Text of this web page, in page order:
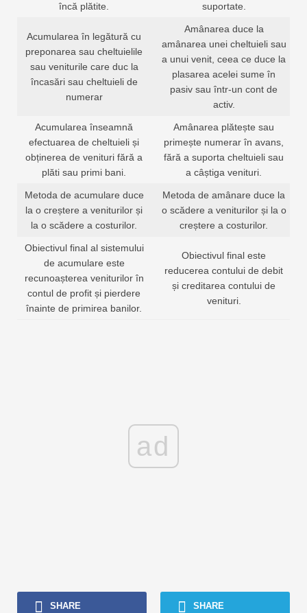
încă plătite.
suportate.
Acumularea în legătură cu
preponarea sau cheltuielile
sau veniturile care duc la
încasări sau cheltuieli de
numerar
Amânarea duce la
amânarea unei cheltuieli sau
a unui venit, ceea ce duce la
plasarea acelei sume în
pasiv sau într-un cont de
activ.
Acumularea înseamnă
efectuarea de cheltuieli și
obținerea de venituri fără a
plăti sau primi bani.
Amânarea plătește sau
primește numerar în avans,
fără a suporta cheltuieli sau
a câștiga venituri.
Metoda de acumulare duce
la o creștere a veniturilor și
la o scădere a costurilor.
Metoda de amânare duce la
o scădere a veniturilor și la o
creștere a costurilor.
Obiectivul final al sistemului
de acumulare este
recunoașterea veniturilor în
contul de profit și pierdere
înainte de primirea banilor.
Obiectivul final este
reducerea contului de debit
și creditarea contului de
venituri.
ad
SHARE SHARE